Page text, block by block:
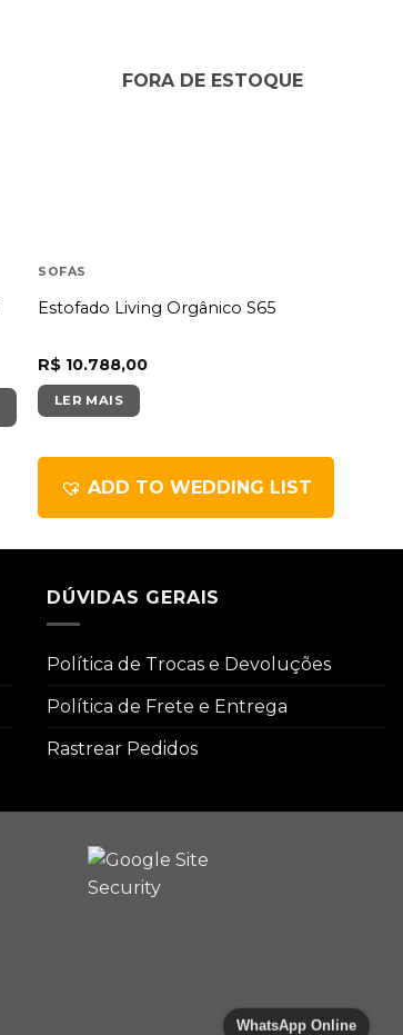
FORA DE ESTOQUE
SOFÁS
Estofado Living Orgânico S65
R$ 10.788,00
LER MAIS
ADD TO WEDDING LIST
DÚVIDAS GERAIS
Política de Trocas e Devoluções
Política de Frete e Entrega
Rastrear Pedidos
WhatsApp Online